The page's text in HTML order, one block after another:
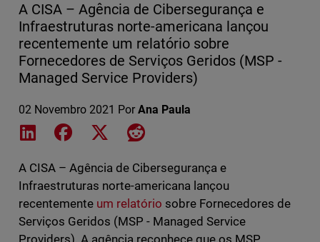
A CISA – Agência de Cibersegurança e
Infraestruturas norte-americana lançou
recentemente um relatório sobre
Fornecedores de Serviços Geridos (MSP -
Managed Service Providers)
02 Novembro 2021 Por Ana Paula
Share on LinkedIn
Share on Facebook
Share on XShare on Reddit
A CISA – Agência de Cibersegurança e
Infraestruturas norte-americana lançou
recentemente um relatório sobre Fornecedores de
Serviços Geridos (MSP - Managed Service